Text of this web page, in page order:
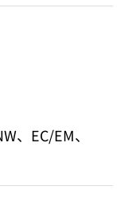
、EC/EM、